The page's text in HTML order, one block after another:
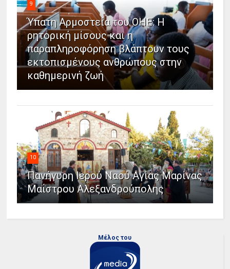
9
Ύπατη Αρμοστεία του ΟΗΕ: Η
ρητορική μίσους και η
παραπληροφόρηση βλάπτουν τους
εκτοπισμένους ανθρώπους στην
καθημερινή ζωή
10
Πανήγυρη Ιερού Ναού Αγίας Μαρίνας
Μαΐστρου Αλεξανδρούπολης
Μέλος του